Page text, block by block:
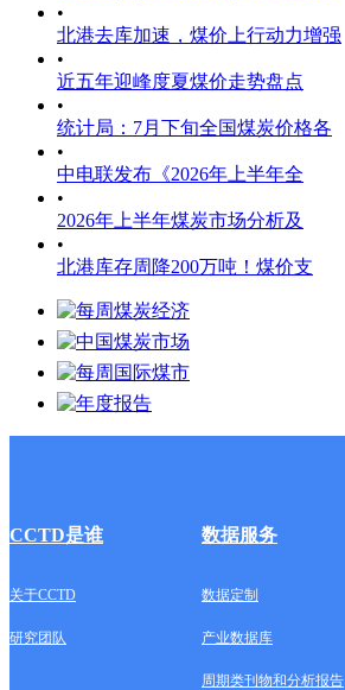
•
北港去库加速，煤价上行动力增强
•
近五年迎峰度夏煤价走势盘点
•
统计局：7月下旬全国煤炭价格各
•
中电联发布《2026年上半年全
•
2026年上半年煤炭市场分析及
•
北港库存周降200万吨！煤价支
CCTD是谁 数据服务
关于CCTD 数据定制
研究团队 产业数据库
周期类刊物和分析报告